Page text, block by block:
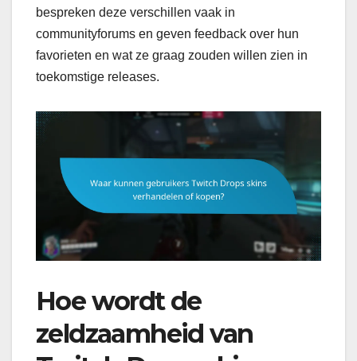
bespreken deze verschillen vaak in
communityforums en geven feedback over hun
favorieten en wat ze graag zouden willen zien in
toekomstige releases.
Hoe wordt de
zeldzaamheid van